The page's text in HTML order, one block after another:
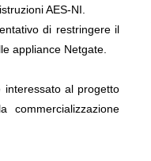
AES-NI.
di restringere il
appliance Netgate.
al progetto